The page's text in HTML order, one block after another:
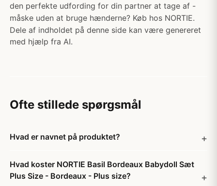
den perfekte udfording for din partner at tage af -
måske uden at bruge hænderne? Køb hos NORTIE.
Dele af indholdet på denne side kan være genereret
med hjælp fra AI.
Ofte stillede spørgsmål
Hvad er navnet på produktet?
Hvad koster NORTIE Basil Bordeaux Babydoll Sæt
Plus Size - Bordeaux - Plus size?